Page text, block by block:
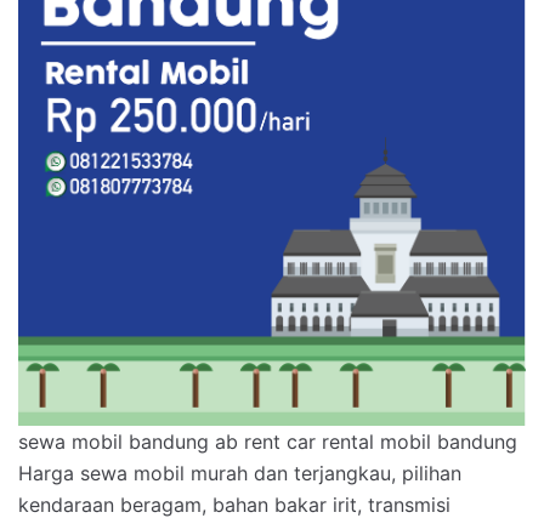
sewa mobil bandung ab rent car rental mobil bandung
Harga sewa mobil murah dan terjangkau, pilihan
kendaraan beragam, bahan bakar irit, transmisi